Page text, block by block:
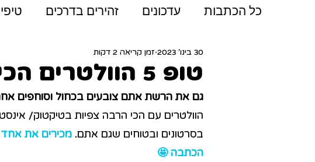
כל הכתבות עדכונים זהירים בדרכים
וולט מסביב לעולם תחרויות ויוזמות
טופ 5 הוולטרים הכי ויראלים בשנת 2022
30 בינו׳ 2023 זמן קריאה 2 דקות
גם את הרשת אתם צובעים בכחול וסוחפים
הוולטרים עם הכי הרבה צפיות בטיקטוק/
בסרטונים ובטוחים שגם אתם. מכירים את אחד
הכתבה 🤩